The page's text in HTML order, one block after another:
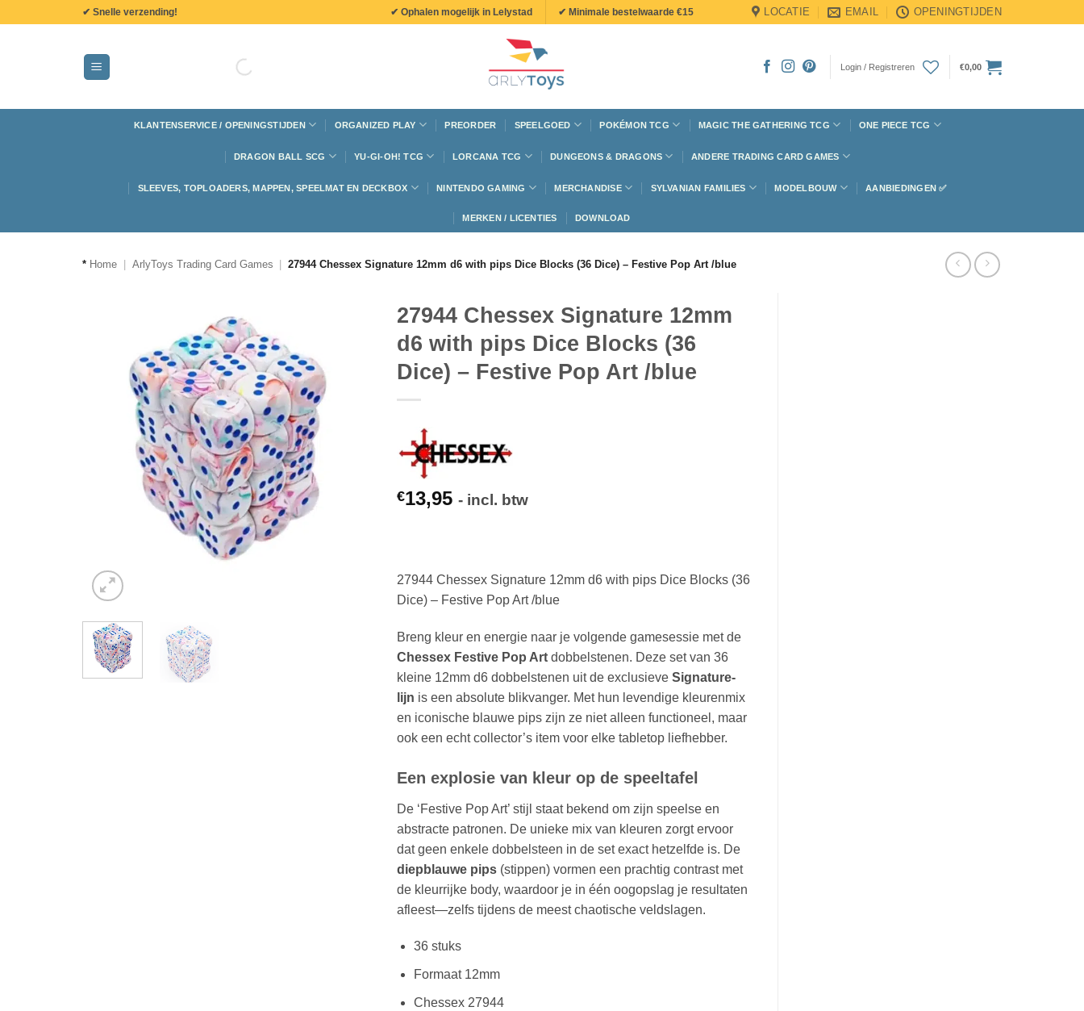
✔ Snelle verzending! ✔ Ophalen mogelijk in Lelystad ✔ Minimale bestelwaarde €15 LOCATIE EMAIL OPENINGTIJDEN
Login / Registreren €0,00
KLANTENSERVICE / OPENINGSTIJDEN ORGANIZED PLAY PREORDER SPEELGOED POKÉMON TCG MAGIC THE GATHERING TCG ONE PIECE TCG
DRAGON BALL SCG YU-GI-OH! TCG LORCANA TCG DUNGEONS & DRAGONS ANDERE TRADING CARD GAMES
SLEEVES, TOPLOADERS, MAPPEN, SPEELMAT EN DECKBOX NINTENDO GAMING MERCHANDISE SYLVANIAN FAMILIES MODELBOUW AANBIEDINGEN ✅
MERKEN / LICENTIES DOWNLOAD
* Home ArlyToys Trading Card Games 27944 Chessex Signature 12mm d6 with pips Dice Blocks (36 Dice) – Festive Pop Art /blue
27944 Chessex Signature 12mm
d6 with pips Dice Blocks (36
Dice) – Festive Pop Art /blue
€13,95 - incl. btw
27944 Chessex Signature 12mm d6 with pips Dice Blocks (36
Dice) – Festive Pop Art /blue
Breng kleur en energie naar je volgende gamesessie met de
Chessex Festive Pop Art dobbelstenen. Deze set van 36
kleine 12mm d6 dobbelstenen uit de exclusieve Signature-
lijn is een absolute blikvanger. Met hun levendige kleurenmix
en iconische blauwe pips zijn ze niet alleen functioneel, maar
ook een echt collector’s item voor elke tabletop liefhebber.
Een explosie van kleur op de speeltafel
De ‘Festive Pop Art’ stijl staat bekend om zijn speelse en
abstracte patronen. De unieke mix van kleuren zorgt ervoor
dat geen enkele dobbelsteen in de set exact hetzelfde is. De
diepblauwe pips (stippen) vormen een prachtig contrast met
de kleurrijke body, waardoor je in één oogopslag je resultaten
afleest—zelfs tijdens de meest chaotische veldslagen.
36 stuks
Formaat 12mm
Chessex 27944